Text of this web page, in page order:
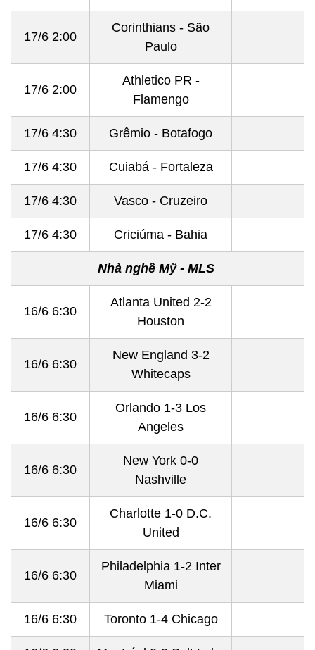
17/6 2:00
Corinthians - São
Paulo
17/6 2:00
Athletico PR -
Flamengo
17/6 4:30 Grêmio - Botafogo
17/6 4:30 Cuiabá - Fortaleza
17/6 4:30 Vasco - Cruzeiro
17/6 4:30 Criciúma - Bahia
Nhà nghề Mỹ - MLS
16/6 6:30
Atlanta United 2-2
Houston
16/6 6:30
New England 3-2
Whitecaps
16/6 6:30
Orlando 1-3 Los
Angeles
16/6 6:30
New York 0-0
Nashville
16/6 6:30
Charlotte 1-0 D.C.
United
16/6 6:30
Philadelphia 1-2 Inter
Miami
16/6 6:30 Toronto 1-4 Chicago